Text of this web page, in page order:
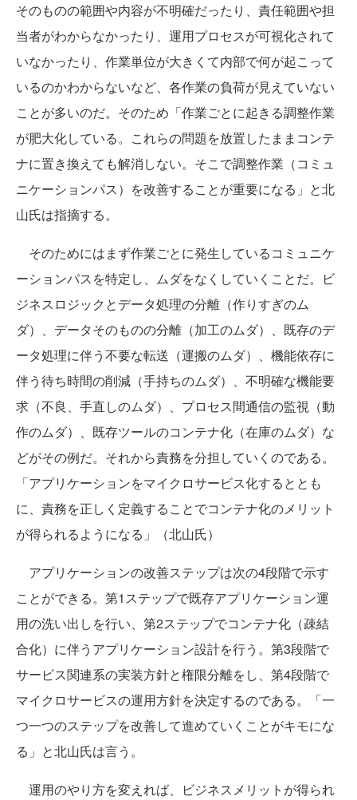
そのものの範囲や内容が不明確だったり、責任範囲や担
当者がわからなかったり、運用プロセスが可視化されて
いなかったり、作業単位が大きくて内部で何が起こって
いるのかわからないなど、各作業の負荷が見えていない
ことが多いのだ。そのため「作業ごとに起きる調整作業
が肥大化している。これらの問題を放置したままコンテ
ナに置き換えても解消しない。そこで調整作業（コミュ
ニケーションパス）を改善することが重要になる」と北
山氏は指摘する。
そのためにはまず作業ごとに発生しているコミュニケ
ーションパスを特定し、ムダをなくしていくことだ。ビ
ジネスロジックとデータ処理の分離（作りすぎのム
ダ）、データそのものの分離（加工のムダ）、既存のデ
ータ処理に伴う不要な転送（運搬のムダ）、機能依存に
伴う待ち時間の削減（手持ちのムダ）、不明確な機能要
求（不良、手直しのムダ）、プロセス間通信の監視（動
作のムダ）、既存ツールのコンテナ化（在庫のムダ）な
どがその例だ。それから責務を分担していくのである。
「アプリケーションをマイクロサービス化するととも
に、責務を正しく定義することでコンテナ化のメリット
が得られるようになる」（北山氏）
アプリケーションの改善ステップは次の4段階で示す
ことができる。第1ステップで既存アプリケーション運
用の洗い出しを行い、第2ステップでコンテナ化（疎結
合化）に伴うアプリケーション設計を行う。第3段階で
サービス関連系の実装方針と権限分離をし、第4段階で
マイクロサービスの運用方針を決定するのである。「一
つ一つのステップを改善して進めていくことがキモにな
る」と北山氏は言う。
運用のやり方を変えれば、ビジネスメリットが得られ